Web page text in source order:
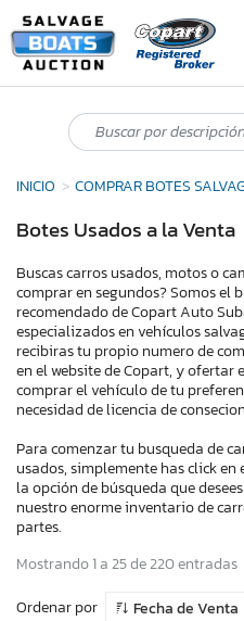
INICIO COMPRAR BOTES
Botes Usados a la Venta
Buscas carros usados, motos o
comprar en segundos? Somos el
recomendado de Copart Auto
especializados en vehículos
recibiras tu propio numero de
en el website de Copart, y ofertar
comprar el vehículo de tu
necesidad de licencia de
Para comenzar tu busqueda de
usados, simplemente has click
la opción de búsqueda que
nuestro enorme inventario de
partes.
Mostrando 1 a 25 de 220 entradas
Ordenar por
Fecha de Venta